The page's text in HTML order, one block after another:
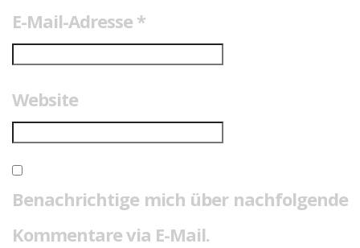
E-Mail-Adresse *
Website
Benachrichtige mich über nachfolgende
Kommentare via E-Mail.